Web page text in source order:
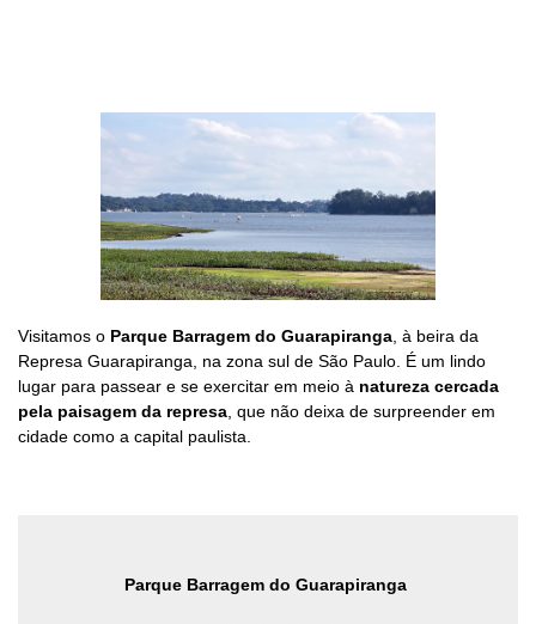
Visitamos o Parque Barragem do Guarapiranga , à beira da
Represa Guarapiranga, na zona sul de São Paulo. É um lindo
lugar para passear e se exercitar em meio à natureza cercada
pela paisagem da represa , que não deixa de surpreender em
cidade como a capital paulista.
Parque Barragem do Guarapiranga